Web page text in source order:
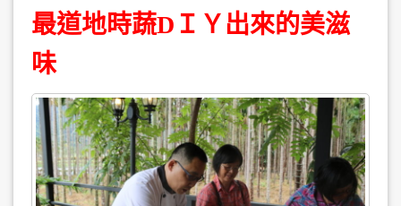
最道地時蔬DＩＹ出來的美滋
味